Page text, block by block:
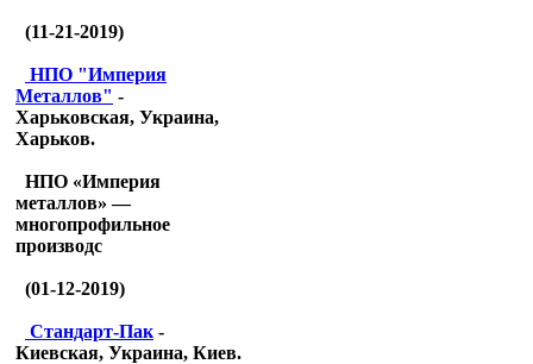
(11-21-2019)
НПО "Империя
Металлов" -
Харьковская, Украина,
Харьков.
НПО «Империя
металлов» —
многопрофильное
производс
(01-12-2019)
Стандарт-Пак -
Киевская, Украина, Киев.